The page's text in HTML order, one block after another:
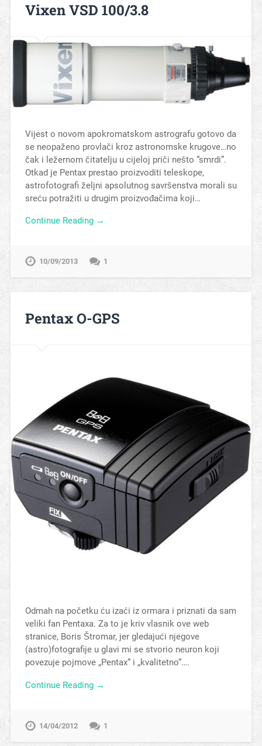
Vixen VSD 100/3.8
Vijest o novom apokromatskom astrografu gotovo da
se neopaženo provlači kroz astronomske krugove…no
čak i ležernom čitatelju u cijeloj priči nešto “smrdi”.
Otkad je Pentax prestao proizvoditi teleskope,
astrofotografi željni apsolutnog savršenstva morali su
sreću potražiti u drugim proizvođačima koji…
Continue Reading →
10/09/2013 1
Pentax O-GPS
Odmah na početku ću izaći iz ormara i priznati da sam
veliki fan Pentaxa. Za to je kriv vlasnik ove web
stranice, Boris Štromar, jer gledajući njegove
(astro)fotografije u glavi mi se stvorio neuron koji
povezuje pojmove „Pentax“ i „kvalitetno“….
Continue Reading →
14/04/2012 1